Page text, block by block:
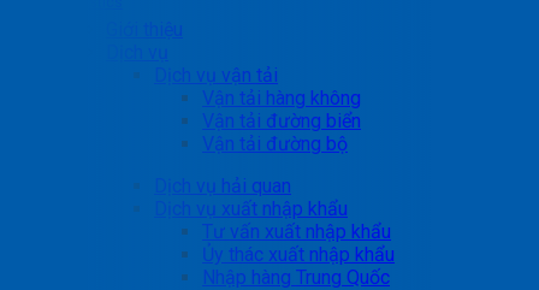
Giới thiệu
Dịch vụ vận tải
Vận tải hàng không
Vận tải đường biển
Vận tải đường bộ
Dịch vụ hải quan
Dịch vụ xuất nhập khẩu
Tư vấn xuất nhập khẩu
Ủy thác xuất nhập khẩu
Nhập hàng Trung Quốc